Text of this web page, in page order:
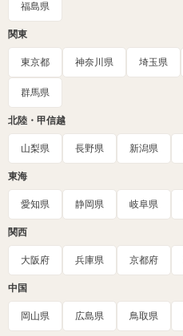
福島県
関東
東京都 神奈川県 埼玉県
群馬県
北陸・甲信越
山梨県 長野県 新潟県
東海
愛知県 静岡県 岐阜県
関西
大阪府 兵庫県 京都府
中国
岡山県 広島県 鳥取県